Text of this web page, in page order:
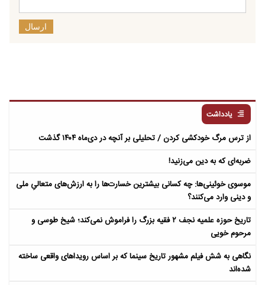
ارسال
یادداشت
از ترس مرگ خودکشی کردن / تحلیلی بر آنچه در دی‌ماه ۱۴۰۴ گذشت
ضربه‌ای که به دین می‌زنید!
موسوی خوئینی‌ها: چه کسانی بیشترین خسارت‌ها را به ارزش‌های متعالیِ ملی
و دینی وارد می‌کنند؟
تاریخ حوزه علمیه نجف ۲ فقیه بزرگ را فراموش نمی‌کند؛ شیخ طوسی و
مرحوم خویی
نگاهی به شش فیلم مشهور تاریخ سینما که بر اساس رویداهای واقعی ساخته
شده‌اند